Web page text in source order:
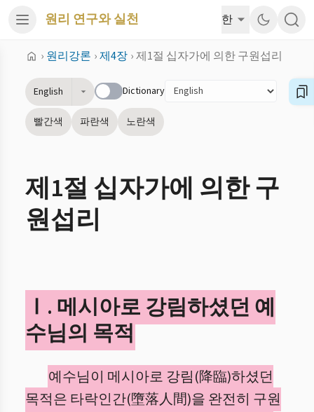
원리 연구와 실천 한
› 원리강론 ›제4장 ›제1절 십자가에 의한 구원섭리
English Dictionary
빨간색 파란색 노란색
제1절 십자가에 의한 구
원섭리
Ⅰ. 메시아로 강림하셨던 예
수님의 목적
예수님이 메시아로 강림(降臨)하셨던
목적은 타락인간(墮落人間)을 완전히 구원